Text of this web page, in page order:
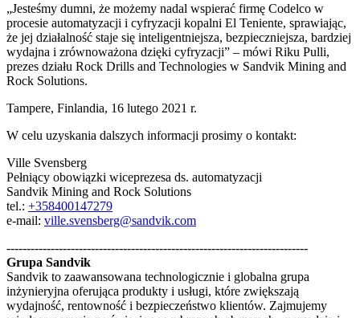
„Jesteśmy dumni, że możemy nadal wspierać firmę Codelco w
procesie automatyzacji i cyfryzacji kopalni El Teniente, sprawiając,
że jej działalność staje się inteligentniejsza, bezpieczniejsza, bardziej
wydajna i zrównoważona dzięki cyfryzacji” – mówi Riku Pulli,
prezes działu Rock Drills and Technologies w Sandvik Mining and
Rock Solutions.
Tampere, Finlandia, 16 lutego 2021 r.
W celu uzyskania dalszych informacji prosimy o kontakt:
Ville Svensberg
Pełniący obowiązki wiceprezesa ds. automatyzacji
Sandvik Mining and Rock Solutions
tel.: +358400147279
e-mail: ville.svensberg@sandvik.com
---------------------------------------------------------------------------
Grupa Sandvik
Sandvik to zaawansowana technologicznie i globalna grupa
inżynieryjna oferująca produkty i usługi, które zwiększają
wydajność, rentowność i bezpieczeństwo klientów. Zajmujemy